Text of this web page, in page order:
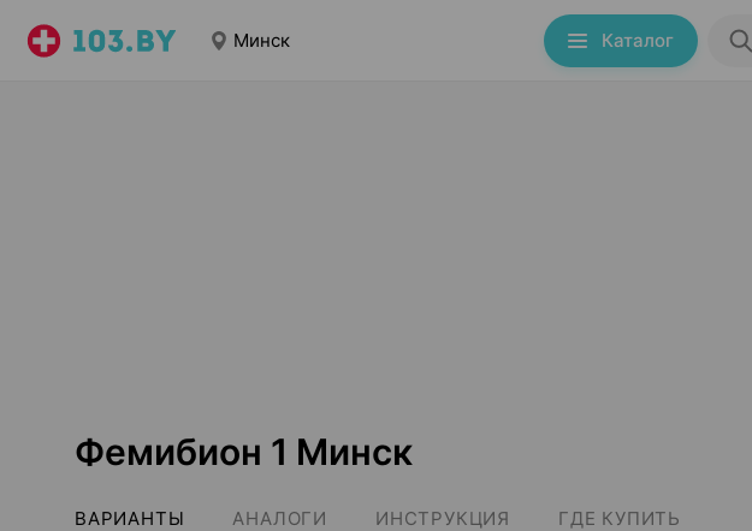
Минск Каталог
Фемибион 1 Минск
ВАРИАНТЫ АНАЛОГИ ИНСТРУКЦИЯ ГДЕ КУПИТЬ